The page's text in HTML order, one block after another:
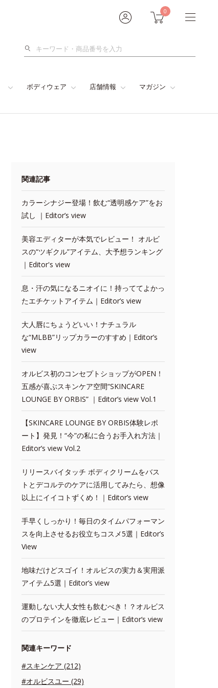
0
検
ボディウェア 店舗情報 マガジン
関連記事
カラーシナジー登場！飲む“透明感ケア”をお
試し ｜Editor’s view
美容エディターが本気でレビュー！ オルビ
スの“ツギクル”アイテム、大予想ランキング
｜Editor's view
息・汗の気になるニオイに！持っててよかっ
たエチケットアイテム｜Editor’s view
大人唇にちょうどいい！ナチュラル
な“MLBB”リップカラーのすすめ｜Editor’s
view
オルビス初のコンセプトショップがOPEN！
五感が喜ぶスキンケア空間“SKINCARE
LOUNGE BY ORBIS” ｜Editor’s view Vol.1
【SKINCARE LOUNGE BY ORBIS体験レポ
ート】発見！“今”の私に合うお手入れ方法｜
Editor’s view Vol.2
リリースバイタッチ ボディクリームをバス
トとデコルテのケアに活用してみたら、想像
以上にイイコトずくめ！｜Editor’s view
手早くしっかり！毎日のタイムパフォーマン
スを向上させるお役立ちコスメ5選｜Editor’s
View
地味だけどスゴイ！オルビスの実力＆実用派
アイテム5選｜Editor’s view
運動しない大人女性も飲むべき！？オルビス
のプロテインを徹底レビュー｜Editor‘s view
関連キーワード
#スキンケア (212)
#オルビスユー (29)